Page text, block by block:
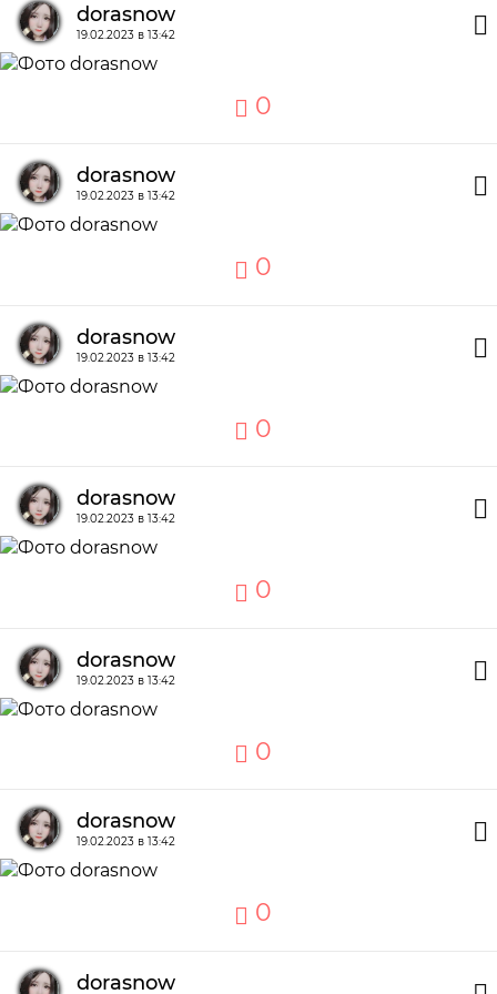
dorasnow
19.02.2023 в 13:42
0
dorasnow
19.02.2023 в 13:42
0
dorasnow
19.02.2023 в 13:42
0
dorasnow
19.02.2023 в 13:42
0
dorasnow
19.02.2023 в 13:42
0
dorasnow
19.02.2023 в 13:42
0
dorasnow